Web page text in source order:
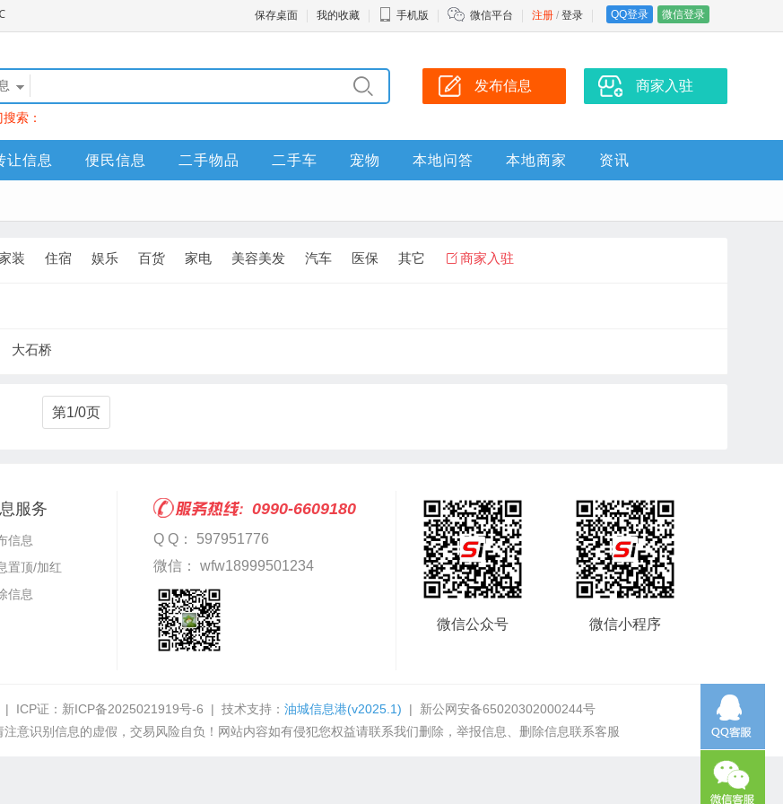
注册 / 登录 QQ登录 微信登录
保存桌面 我的收藏 手机版 微信平台
索：
发布信息 商家入驻
让信息 便民信息 二手物品 二手车 宠物 本地问答 本地商家 资讯
装 住宿 娱乐 百货 家电 美容美发 汽车 医保 其它 商家入驻
大石桥
第1/0页
服务
信息
置顶/加红
信息
0990-6609180
Q Q： 597951776
微信： wfw18999501234
微信公众号 微信小程序
| ICP证： 新ICP备2025021919号-6 | 技术支持： 油城信息港(v2025.1) | 新公网安备65020302000244号
意识别信息的虚假，交易风险自负！网站内容如有侵犯您权益请联系我们删除，举报信息、删除信息联系客服